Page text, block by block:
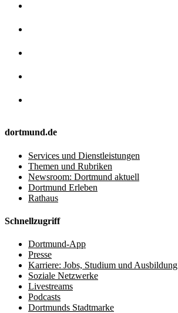
dortmund.de
Services und Dienstleistungen
Themen und Rubriken
Newsroom: Dortmund aktuell
Dortmund Erleben
Rathaus
Schnellzugriff
Dortmund-App
Presse
Karriere: Jobs, Studium und Ausbildung
Soziale Netzwerke
Livestreams
Podcasts
Dortmunds Stadtmarke